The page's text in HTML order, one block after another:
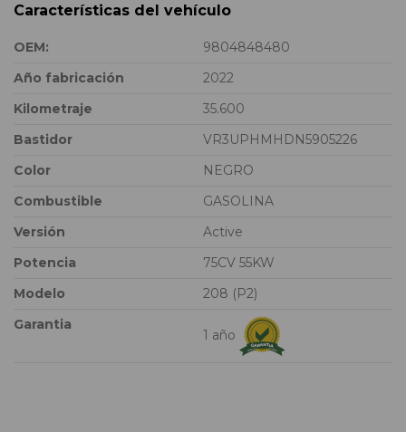
Características del vehículo
OEM:
9804848480
Año fabricación
2022
Kilometraje
35.600
Bastidor
VR3UPHMHDN5905226
Color
NEGRO
Combustible
GASOLINA
Versión
Active
Potencia
75CV 55KW
Modelo
208 (P2)
Garantia
1 año